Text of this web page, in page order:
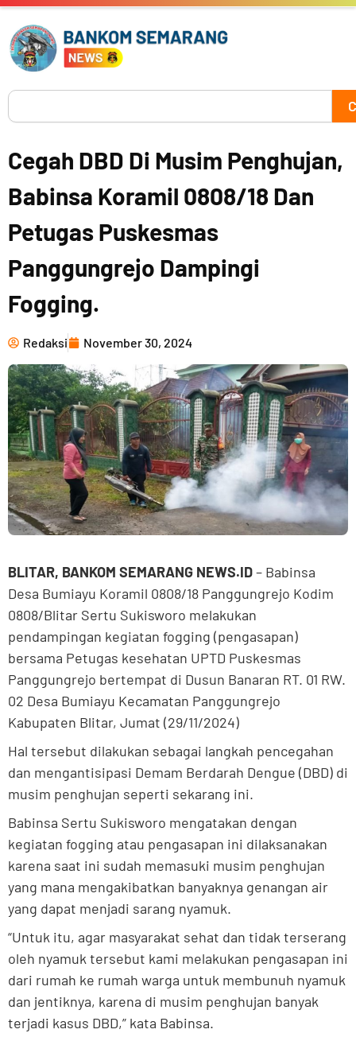
Skip
content
Search
Cegah DBD Di Musim Penghujan,
Babinsa Koramil 0808/18 Dan
Petugas Puskesmas
Panggungrejo Dampingi
Fogging.
Redaksi November 30, 2024
BLITAR, BANKOM SEMARANG NEWS.ID– Babinsa
Desa Bumiayu Koramil 0808/18 Panggungrejo Kodim
0808/Blitar Sertu Sukisworo melakukan
pendampingan kegiatan fogging (pengasapan)
bersama Petugas kesehatan UPTD Puskesmas
Panggungrejo bertempat di Dusun Banaran RT. 01 RW.
02 Desa Bumiayu Kecamatan Panggungrejo
Kabupaten Blitar, Jumat (29/11/2024)
Hal tersebut dilakukan sebagai langkah pencegahan
dan mengantisipasi Demam Berdarah Dengue (DBD) di
musim penghujan seperti sekarang ini.
Babinsa Sertu Sukisworo mengatakan dengan
kegiatan fogging atau pengasapan ini dilaksanakan
karena saat ini sudah memasuki musim penghujan
yang mana mengakibatkan banyaknya genangan air
yang dapat menjadi sarang nyamuk.
“Untuk itu, agar masyarakat sehat dan tidak terserang
oleh nyamuk tersebut kami melakukan pengasapan ini
dari rumah ke rumah warga untuk membunuh nyamuk
dan jentiknya, karena di musim penghujan banyak
terjadi kasus DBD,” kata Babinsa.